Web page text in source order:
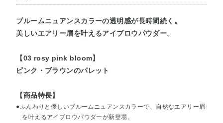
ブルームニュアンスカラーの透明感が長時間続く。
美しいエアリー眉を叶えるアイブロウパウダー。
【03 rosy pink bloom】
ピンク・ブラウンのパレット
【商品特長】
●ふんわりと優しいブルームニュアンスカラーで、自然なエアリー眉
を叶えるアイブロウパウダーが新登場。